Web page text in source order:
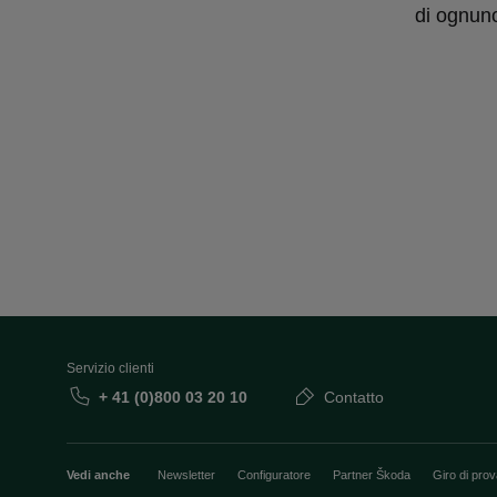
di
Servizio clienti
+ 41 (0)800 03 20 10 Contatto
Vedi anche Newsletter Configuratore Partner Škoda Giro di